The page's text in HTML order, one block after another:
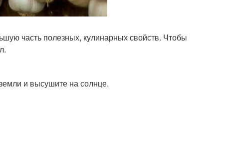
часть полезных, кулинарных свойств. Чтобы
и высушите на солнце.